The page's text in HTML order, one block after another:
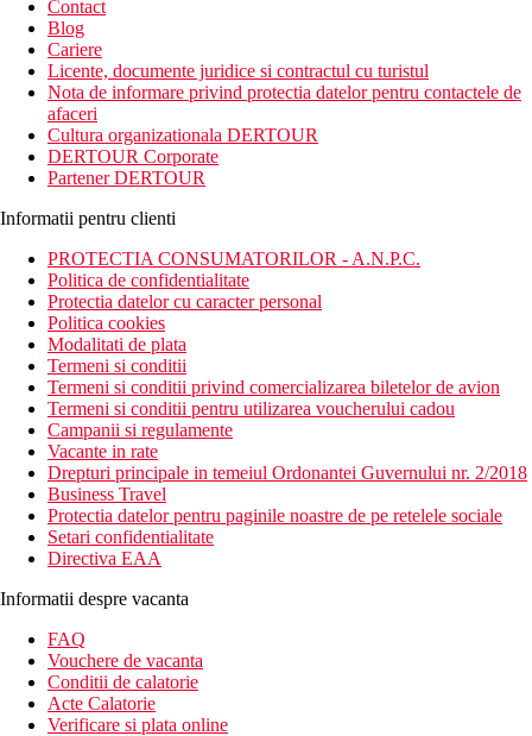
Contact
Blog
Cariere
Licente, documente juridice si contractul cu turistul
Nota de informare privind protectia datelor pentru contactele de
afaceri
Cultura organizationala DERTOUR
DERTOUR Corporate
Partener DERTOUR
Informatii pentru clienti
PROTECTIA CONSUMATORILOR - A.N.P.C.
Politica de confidentialitate
Protectia datelor cu caracter personal
Politica cookies
Modalitati de plata
Termeni si conditii
Termeni si conditii privind comercializarea biletelor de avion
Termeni si conditii pentru utilizarea voucherului cadou
Campanii si regulamente
Vacante in rate
Drepturi principale in temeiul Ordonantei Guvernului nr. 2/2018
Business Travel
Protectia datelor pentru paginile noastre de pe retelele sociale
Setari confidentialitate
Directiva EAA
Informatii despre vacanta
FAQ
Vouchere de vacanta
Conditii de calatorie
Acte Calatorie
Verificare si plata online